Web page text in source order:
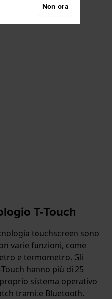
T-Touch
touchscreen sono
varie funzioni, come
e termometro. Gli
hanno più di 25
sistema operativo
tramite Bluetooth.
Non ora